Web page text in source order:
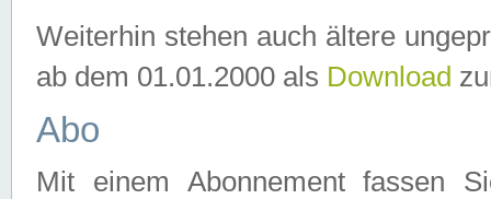
Weiterhin stehen auch ältere
ab dem 01.01.2000 als Download
Abo
Mit einem Abonnement fassen